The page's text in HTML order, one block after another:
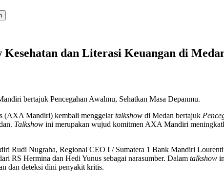
dan Literasi Keuangan di
bertajuk Pencegahan Awalmu, Sehatkan Masa Depanmu.
(AXA Mandiri) kembali menggelartalkshow di Medan bertajuk
Talkshow ini merupakan wujud komitmen AXA Mandiri
Rudi Nugraha, Regional CEO I / Sumatera 1 Bank Mandiri
RS Hermina dan Hedi Yunus sebagai narasumber. Dalam talkshow
dan deteksi dini penyakit kritis.